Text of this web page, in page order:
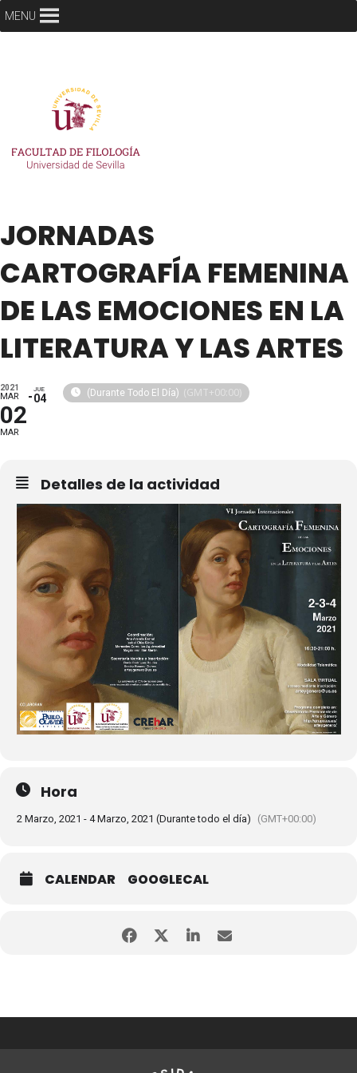
MENU
JORNADAS
CARTOGRAFÍA FEMENINA
DE LAS EMOCIONES EN LA
LITERATURA Y LAS ARTES
2021
MAR
02
MAR
JUE
04 (Durante Todo El Día) (GMT+00:00)
Detalles de la actividad
Hora
2 Marzo, 2021 - 4 Marzo, 2021 (Durante todo el día) (GMT+00:00)
CALENDAR GOOGLECAL